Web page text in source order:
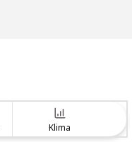
Klima